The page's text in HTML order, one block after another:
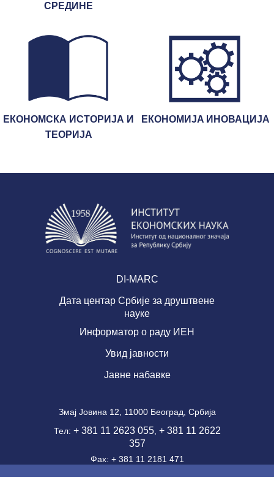
СРЕДИНЕ
ЕКОНОМСКА ИСТОРИЈА И
ТЕОРИЈА
ЕКОНОМИJA ИНОВАЦИЈА
DI-MARC
Дата центар Србије за друштвене
науке
Информатор о раду ИЕН
Увид јавности
Јавне набавке
Змај Јовина 12, 11000 Београд, Србија
Тел: + 381 11 2623 055, + 381 11 2622
357
Фаx: + 381 11 2181 471
email:office@ien.bg.ac.rs